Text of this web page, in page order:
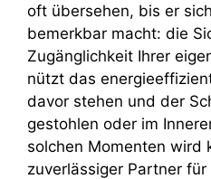
oft übersehen, bis er
bemerkbar macht: die
Zugänglichkeit Ihrer
nützt das
davor stehen und der
gestohlen oder im
solchen Momenten wird
zuverlässiger Partner